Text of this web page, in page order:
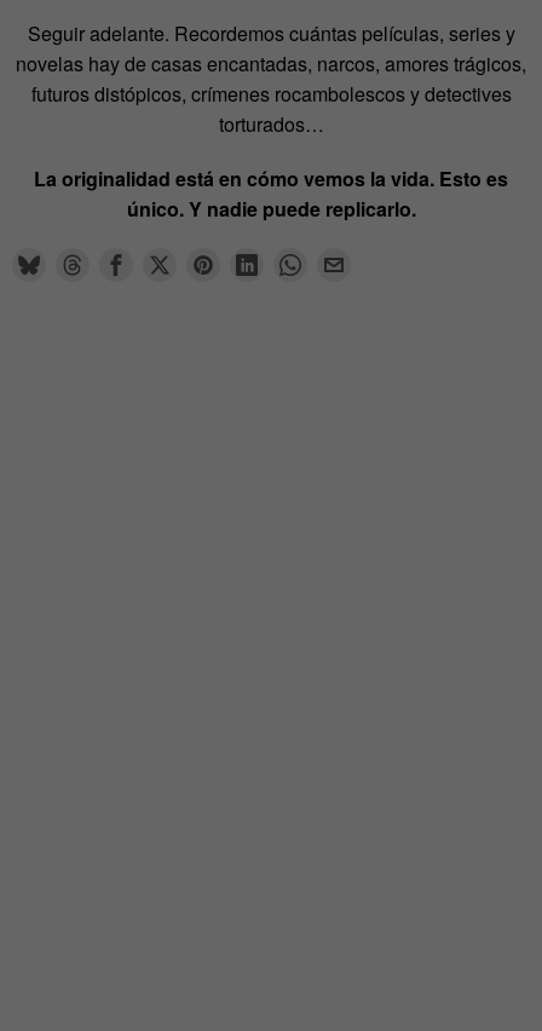
Seguir adelante. Recordemos cuántas películas, series y
novelas hay de casas encantadas, narcos, amores trágicos,
futuros distópicos, crímenes rocambolescos y detectives
torturados…
La originalidad está en cómo vemos la vida. Esto es
único. Y nadie puede replicarlo.